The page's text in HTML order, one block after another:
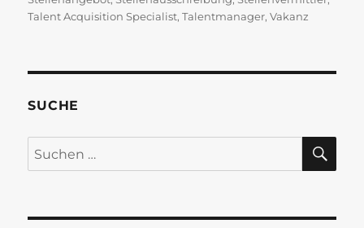
Talent Acquisition Specialist,Talentmanager,Vakanz
SUCHE
Suchen
nach: